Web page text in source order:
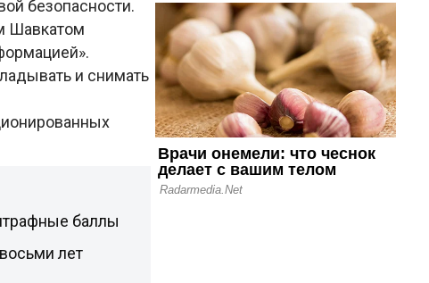
безопасности.
Шавкатом
и снимать
баллы
лет